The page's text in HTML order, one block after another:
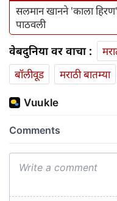
सलमान खानने 'काला
पाठवली
वेबदुनिया वर वाचा :
बॉलीवूड
मराठी बातम्या